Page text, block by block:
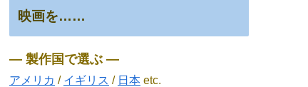
映画を……
― 製作国で選ぶ ―
アメリカ / イギリス / 日本 etc.